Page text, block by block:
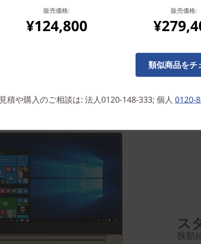
ス
狭額
販売価格:
¥124,800
販売価格:
類似商品をチ
見積や購入のご相談は: 法人0120-148-333; 個人 0120-